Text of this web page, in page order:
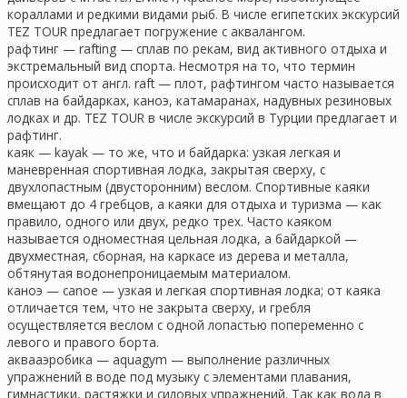
кораллами и редкими видами рыб. В числе египетских экскурсий
TEZ TOUR предлагает погружение с аквалангом.
рафтинг — rafting — сплав по рекам, вид активного отдыха и
экстремальный вид спорта. Несмотря на то, что термин
происходит от англ. raft — плот, рафтингом часто называется
сплав на байдарках, каноэ, катамаранах, надувных резиновых
лодках и др. TEZ TOUR в числе экскурсий в Турции предлагает и
рафтинг.
каяк — kayak — то же, что и байдарка: узкая легкая и
маневренная спортивная лодка, закрытая сверху, с
двухлопастным (двусторонним) веслом. Спортивные каяки
вмещают до 4 гребцов, а каяки для отдыха и туризма — как
правило, одного или двух, редко трех. Часто каяком
называется одноместная цельная лодка, а байдаркой —
двухместная, сборная, на каркасе из дерева и металла,
обтянутая водонепроницаемым материалом.
каноэ — canoe — узкая и легкая спортивная лодка; от каяка
отличается тем, что не закрыта сверху, и гребля
осуществляется веслом с одной лопастью попеременно с
левого и правого борта.
аквааэробика — aquagym — выполнение различных
упражнений в воде под музыку с элементами плавания,
гимнастики, растяжки и силовых упражнений. Так как вода в